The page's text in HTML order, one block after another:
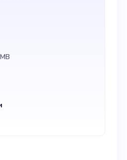
и
решений по
для
бизнеса,
и